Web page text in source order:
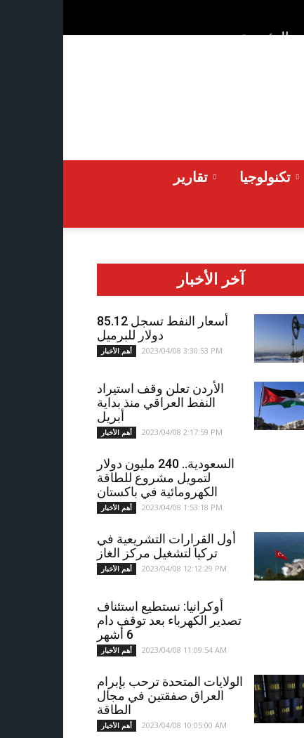
Thursday 2026-08-06 الرئيسية
تكنولوجيا
تقارير
آخر الأخبار
أسعار النفط تسجل 85.12
دولار للبرميل
أهم الأخبار 2023/04/08 3:30:53 PM
الأردن تعلن وقف استيراد
النفط العراقي منذ بداية
أبريل
أهم الأخبار 2023/04/08 2:17:59 PM
السعودية.. 240 مليون دولار
لتمويل مشروع للطاقة
الكهرومائية في باكستان
أهم الأخبار 2023/04/08 1:53:18 PM
أول القرارات التشريعية في
تركيا لتشغيل مركز الغاز
أهم الأخبار 2023/04/08 12:12:29 PM
أوكرانيا: نستطيع استئناف
تصدير الكهرباء بعد توقف دام
6 أشهر
أهم الأخبار 2023/04/08 11:09:54 AM
الولايات المتحدة ترحب بإبرام
العراق صفقتين في مجال
الطاقة
أهم الأخبار 2023/04/08 10:05:00 AM